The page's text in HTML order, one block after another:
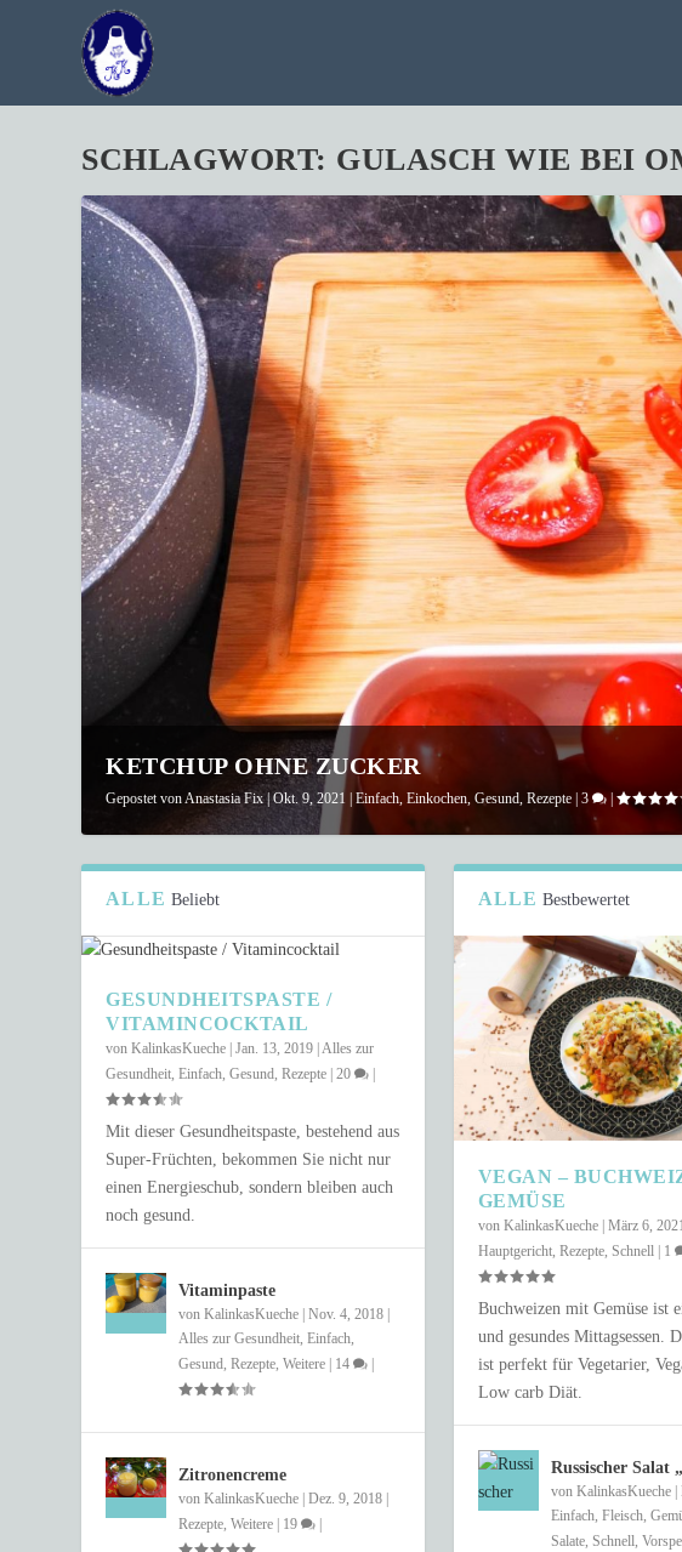
SCHLAGWORT: GULASCH WIE BEI
KETCHUP OHNE ZUCKER
Gepostet von Anastasia Fix|Okt. 9, 2021 |Einfach ,Einkochen ,Gesund ,Rezepte |3 |
SCHNELLER COUSCOUS-SALAT IN NUR 15
Gepostet vonAnastasia Fix|Juni 4, 2021|Einfach,Gesund
ALLE Beliebt
GESUNDHEITSPASTE /
VITAMINCOCKTAIL
vonKalinkasKueche |Jan. 13, 2019 | Alles zur
Gesundheit ,Einfach ,Gesund ,Rezepte |20 |
Mit dieser Gesundheitspaste, bestehend aus
Super-Früchten, bekommen Sie nicht nur
einen Energieschub, sondern bleiben auch
noch gesund.
Vitaminpaste
vonKalinkasKueche |Nov. 4, 2018 |
Alles zur Gesundheit ,Einfach
Gesund ,Rezepte ,Weitere | 14 |
Zitronencreme
vonKalinkasKueche |Dez. 9, 2018 |
Rezepte ,Weitere | 19 |
ALLE Bestbewertet
VEGAN –
GEMÜSE
von KalinkasKueche| März 6,
Hauptgericht, Rezepte, Schnell| 1
Buchweizen mit Gemüse ist
und gesundes Mittagsessen.
ist perfekt für Vegetarier,
Low carb Diät.
Russischer Salat
von KalinkasKueche|
Einfach, Fleisch,
Salate, Schnell,